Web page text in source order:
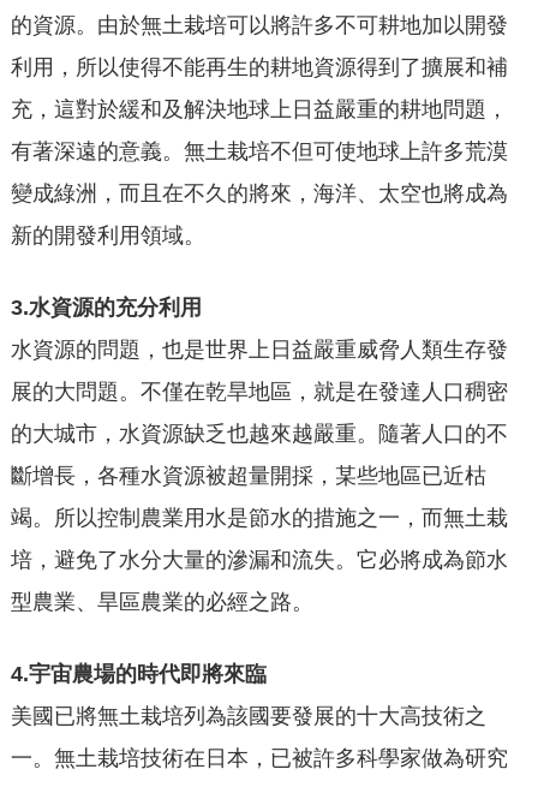
的資源。由於無土栽培可以將許多不可耕地加以開發
利用，所以使得不能再生的耕地資源得到了擴展和補
充，這對於緩和及解決地球上日益嚴重的耕地問題，
有著深遠的意義。無土栽培不但可使地球上許多荒漠
變成綠洲，而且在不久的將來，海洋、太空也將成為
新的開發利用領域。
3.水資源的充分利用
水資源的問題，也是世界上日益嚴重威脅人類生存發
展的大問題。不僅在乾旱地區，就是在發達人口稠密
的大城市，水資源缺乏也越來越嚴重。隨著人口的不
斷增長，各種水資源被超量開採，某些地區已近枯
竭。所以控制農業用水是節水的措施之一，而無土栽
培，避免了水分大量的滲漏和流失。它必將成為節水
型農業、旱區農業的必經之路。
4.宇宙農場的時代即將來臨
美國已將無土栽培列為該國要發展的十大高技術之
一。無土栽培技術在日本，已被許多科學家做為研究